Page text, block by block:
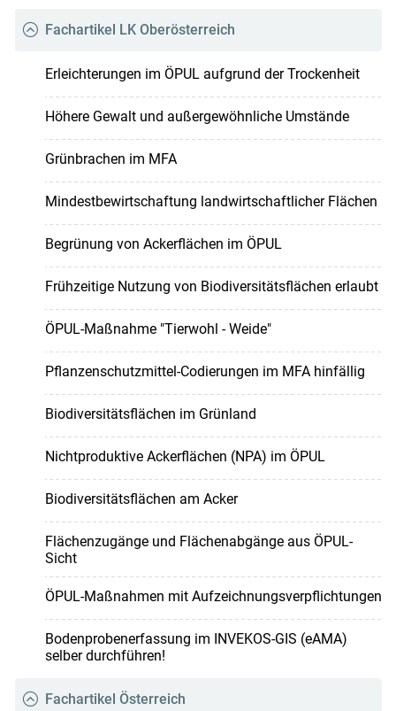
Fachartikel LK Oberösterreich
Erleichterungen im ÖPUL aufgrund der Trockenheit
Höhere Gewalt und außergewöhnliche Umstände
Grünbrachen im MFA
Mindestbewirtschaftung landwirtschaftlicher Flächen
Begrünung von Ackerflächen im ÖPUL
Frühzeitige Nutzung von Biodiversitätsflächen erlaubt
ÖPUL-Maßnahme "Tierwohl - Weide"
Pflanzenschutzmittel-Codierungen im MFA hinfällig
Biodiversitätsflächen im Grünland
Nichtproduktive Ackerflächen (NPA) im ÖPUL
Biodiversitätsflächen am Acker
Flächenzugänge und Flächenabgänge aus ÖPUL-
Sicht
ÖPUL-Maßnahmen mit Aufzeichnungsverpflichtungen
Bodenprobenerfassung im INVEKOS-GIS (eAMA)
selber durchführen!
Fachartikel Österreich